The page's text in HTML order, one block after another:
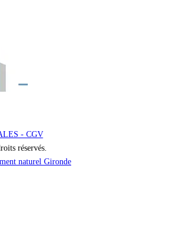
- CGV
réservés.
naturel Gironde